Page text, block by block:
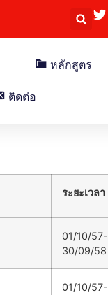
หลักสูตร
ติดต่อ
ระยะเวลา
01/10/57-
30/09/58
01/10/57-